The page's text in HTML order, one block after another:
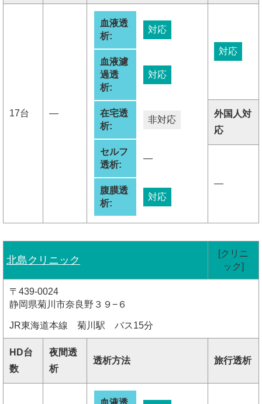
17台 ―
血液透
析:
対応
血液濾
過透
析:
対応
在宅透
析:
非対応
セルフ
透析:
―
腹膜透
析:
対応
対応
外国人対
応
―
北島クリニック
[クリニ
ック]
〒439-0024
静岡県菊川市奈良野３９−６
JR東海道本線 菊川駅 バス15分
HD台
数
夜間透
析
透析方法 旅行透析